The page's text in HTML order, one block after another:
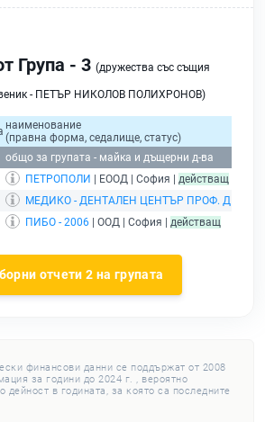
Група - 3 (дружества със същия
- ПЕТЪР НИКОЛОВ ПОЛИХРОНОВ)
наименование
(правна форма, седалище, статус)
общо за групата - майка и дъщерни д-ва
ПЕТРОПОЛИ | ЕООД | София | действащ
МЕДИКО - ДЕНТАЛЕН ЦЕНТЪР ПРОФ. Д - Р
ПИБО - 2006 | ООД | София | действащ
отчети 2 на групата
финансови данни се поддържат от 2008
за години до 2024 г. , вероятно
дейност в годината, за която са последните